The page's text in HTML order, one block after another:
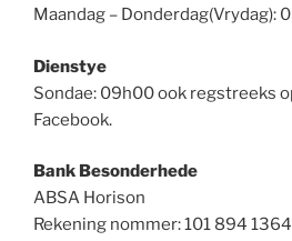
Maandag – Donderdag(Vrydag):
Dienstye
Sondae: 09h00 ook regstreeks
Facebook.
Bank Besonderhede
ABSA Horison
Rekening nommer: 101 894 1364